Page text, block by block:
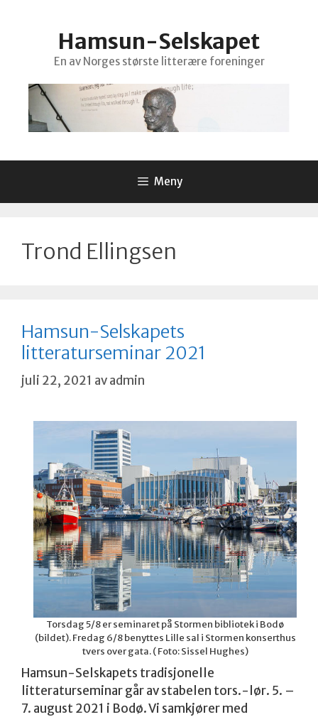
Hamsun-Selskapet
En av Norges største litterære foreninger
Meny
Trond Ellingsen
Hamsun-Selskapets
litteraturseminar 2021
juli 22, 2021 avadmin
Torsdag 5/8 er seminaret på Stormen bibliotek i Bodø
(bildet). Fredag 6/8 benyttes Lille sal i Stormen konserthus
tvers over gata. ( Foto: Sissel Hughes)
Hamsun-Selskapets tradisjonelle
litteraturseminar går av stabelen tors.-lør. 5. –
7. august 2021 i Bodø. Vi samkjører med